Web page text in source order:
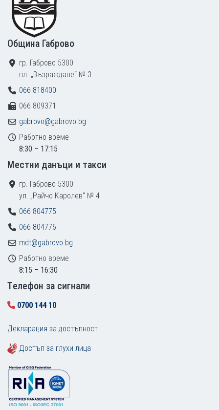
Община Габрово
гр. Габрово 5300
пл. „Възраждане“ № 3
066 818400
066 809371
gabrovo@gabrovo.bg
Работно време
8:30 – 17:15
Местни данъци и такси
гр. Габрово 5300
ул. „Райчо Каролев“ № 4
066 804775
066 804776
mdt@gabrovo.bg
Работно време
8:15 – 16:30
Tелефон за сигнали
0700 144 10
Декларация за достъпност
Достъп за глухи лица